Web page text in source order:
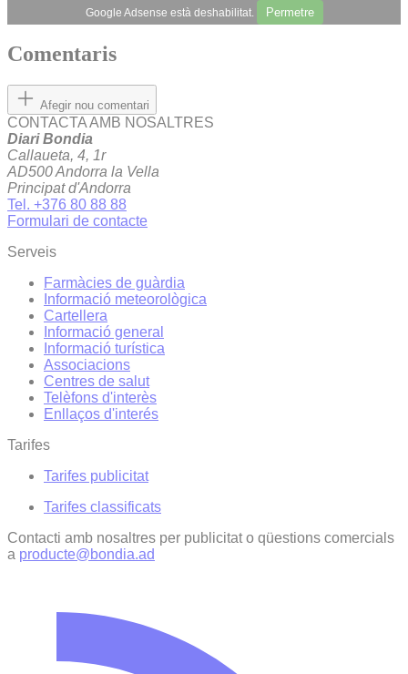
Google Adsense està deshabilitat. Permetre
Comentaris
Afegir nou comentari
CONTACTA AMB NOSALTRES
Diari Bondia
Callaueta, 4, 1r
AD500 Andorra la Vella
Principat d'Andorra
Tel. +376 80 88 88
Formulari de contacte
Serveis
Farmàcies de guàrdia
Informació meteorològica
Cartellera
Informació general
Informació turística
Associacions
Centres de salut
Telèfons d'interès
Enllaços d'interés
Tarifes
Tarifes publicitat
Tarifes classificats
Contacti amb nosaltres per publicitat o qüestions comercials
a producte@bondia.ad